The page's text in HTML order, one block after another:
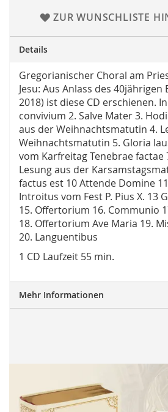
ZUR WUNSCHLISTE
Details
Gregorianischer Choral am
Jesu: Aus Anlass des 40jährigen
2018) ist diese CD erschienen.
convivium 2. Salve Mater 3.
aus der Weihnachtsmatutin 4.
Weihnachtsmatutin 5. Gloria
vom Karfreitag Tenebrae factae
Lesung aus der
factus est 10 Attende Domine
Introitus vom Fest P. Pius X. 13
15. Offertorium 16. Communio
18. Offertorium Ave Maria 19.
20. Languentibus
1 CD Laufzeit 55 min.
Mehr Informationen